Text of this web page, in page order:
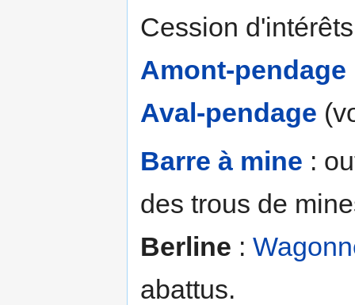
Cession
Amont-pendage
Aval-pendage
Barre à mine :
des trous de
Berline :
abattus.